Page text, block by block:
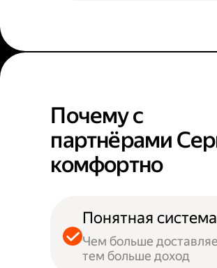
Почему с
партнёрами
комфортно
Понятная система
Чем больше
тем больше доход